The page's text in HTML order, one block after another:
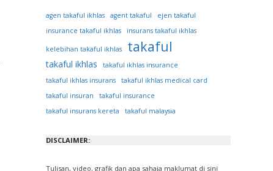
agen takaful ikhlas agent takaful ejen takaful
insurance takaful ikhlas insurans takaful ikhlas
kelebihan takaful ikhlas takaful
takaful ikhlas
takaful ikhlas insurance
takaful ikhlas insurans
takaful ikhlas medical card
takaful insuran
takaful insurance
takaful insurans kereta
takaful malaysia
DISCLAIMER:
Tulisan, video, grafik dan apa sahaja maklumat di sini